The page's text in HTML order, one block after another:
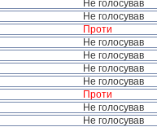
Не голосував
Не голосував
Проти
Не голосував
Не голосував
Не голосував
Не голосував
Проти
Не голосував
Не голосував